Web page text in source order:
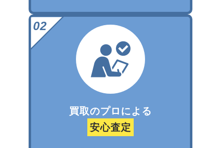
買取のプロによる
安心査定